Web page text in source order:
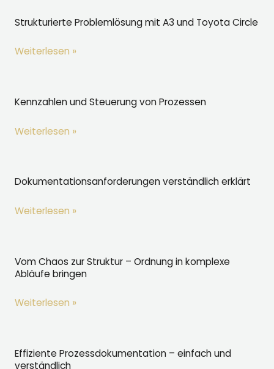
–
und
Strukturierte Problemlösung mit A3 und Toyota Circle
Strukturierte
A3
Toyota
Weiterlesen »
Kennzahlen und Steuerung von Prozessen
Kennzahlen
von
Weiterlesen »
Dokumentationsanforderungen verständlich erklärt
Dokumentationsanforderungen
Weiterlesen »
Vom Chaos zur Struktur – Ordnung in komplexe
Abläufe bringen
Vom
Struktur
Weiterlesen »
Effiziente Prozessdokumentation – einfach und
verständlich